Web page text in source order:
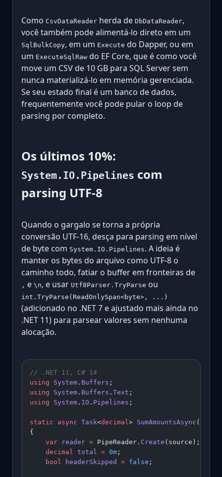
Como CsvDataReader herda de DbDataReader,
você também pode alimentá-lo direto em um
SqlBulkCopy, em um Execute do Dapper, ou em
um ExecuteSqlRaw do EF Core, que é como você
move um CSV de 10 GB para SQL Server sem
nunca materializá-lo em memória gerenciada.
Se seu estado final é um banco de dados,
frequentemente você pode pular o loop de
parsing por completo.
Os últimos 10%:
System.IO.Pipelines com
parsing UTF-8
Quando o gargalo se torna a própria
conversão UTF-16, desça para parsing em nível
de byte com System.IO.Pipelines. A ideia é
manter os bytes do arquivo como UTF-8 o
caminho todo, fatiar o buffer em fronteiras de
, e \n, e usar Utf8Parser.TryParse ou
int.TryParse(ReadOnlySpan<byte>, ...)
(adicionado no .NET 7 e ajustado mais ainda no
.NET 11) para parsear valores sem nenhuma
alocação.
// .NET 11, C# 14
using System . Buffers ;
using System . Buffers . Text ;
using System . IO . Pipelines ;
static async Task<decimal > SumAmountsAsync (
{
    var
reader = PipeReader. Create (source);
    decimal
total = 0m ;
    bool
headerSkipped = false ;